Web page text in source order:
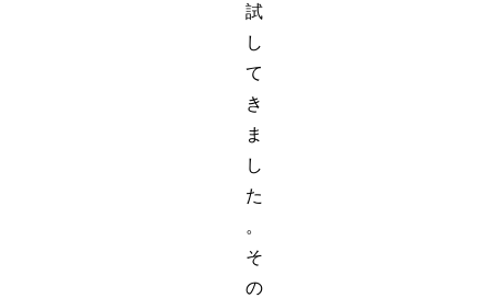
試
し
て
き
ま
し
た
。
そ
の